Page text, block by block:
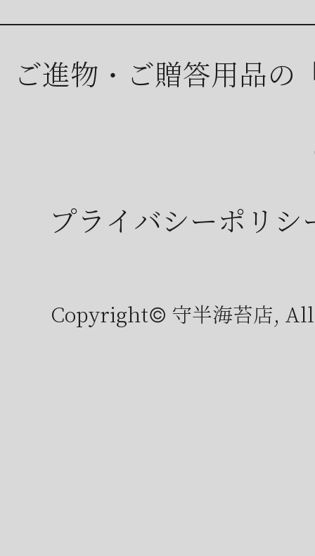
ご進物・ご贈答用品の
プライバシーポリシ
Copyright© 守半海苔店,